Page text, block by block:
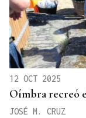
12 OCT 2025
Oímbra recreó
JOSÉ M. CRUZ